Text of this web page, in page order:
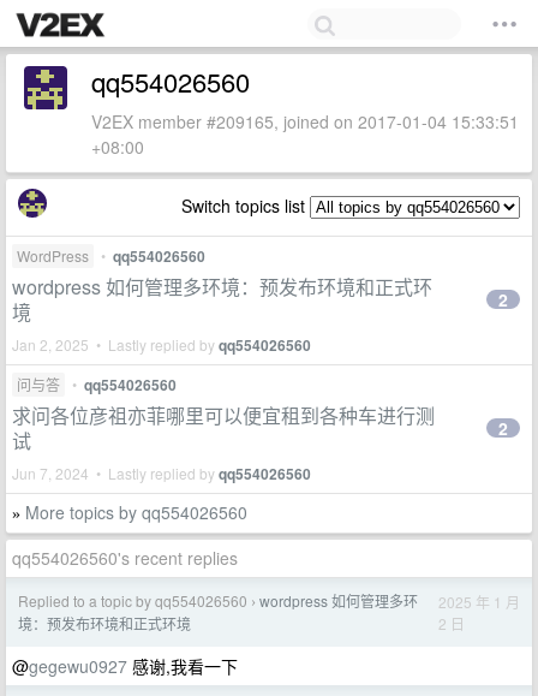
qq554026560
V2EX member #209165, joined on 2017-01-04 15:33:51
+08:00
Switch topics list
WordPress • qq554026560
wordpress 如何管理多环境：预发布环境和正式环
境
Jan 2, 2025 • Lastly replied byqq554026560
2
问与答 • qq554026560
求问各位彦祖亦菲哪里可以便宜租到各种车进行测
试
Jun 7, 2024 • Lastly replied byqq554026560
2
» More topics by qq554026560
qq554026560's recent replies
Replied to a topic by qq554026560 › wordpress 如何管理多环
境：预发布环境和正式环境
2025 年 1 月
2 日
@gegewu0927 感谢,我看一下